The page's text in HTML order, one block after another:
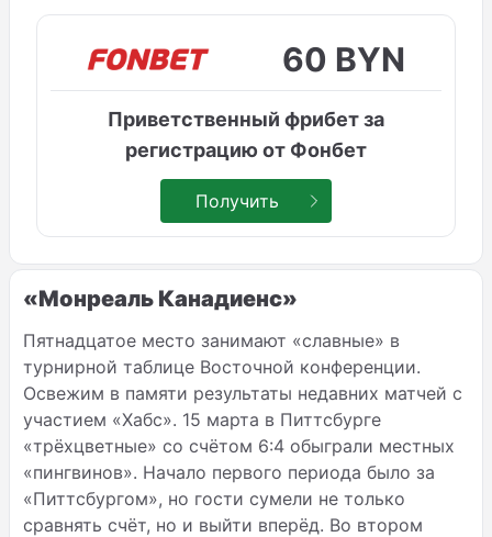
60 BYN
Приветственный фрибет за
регистрацию от Фонбет
Получить
«Монреаль Канадиенс»
Пятнадцатое место занимают «славные» в
турнирной таблице Восточной конференции.
Освежим в памяти результаты недавних матчей с
участием «Хабс». 15 марта в Питтсбурге
«трёхцветные» со счётом 6:4 обыграли местных
«пингвинов». Начало первого периода было за
«Питтсбургом», но гости сумели не только
сравнять счёт, но и выйти вперёд. Во втором